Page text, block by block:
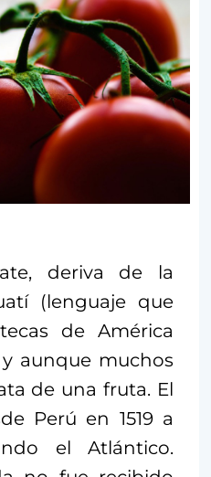
deriva de la
(lenguaje que
de América
aunque muchos
de una fruta. El
Perú en 1519 a
el Atlántico.